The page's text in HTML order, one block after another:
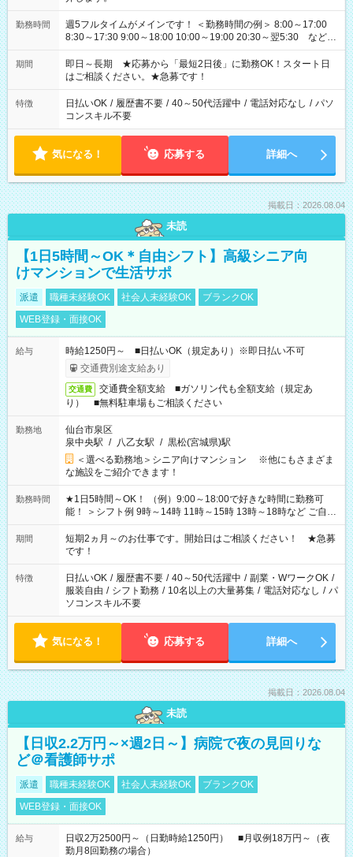
勤務時間
週5フルタイムがメインです！ ＜勤務時間の例＞ 8:00～17:00
8:30～17:30 9:00～18:00 10:00～19:00 20:30～翌5:30 など ★
その他にも勤務時間多数！ 日勤のみ、残業なし、交替制など
ご希望を教えてください！
期間
即日～長期 ★応募から「最短2日後」に勤務OK！スタート日
はご相談ください。★急募です！
特徴 日払いOK / 履歴書不要 / 40～50代活躍中 / 電話対応なし / パソ
コンスキル不要
気になる！ 応募する 詳細へ
掲載日：2026.08.04
未読
【1日5時間～OK＊自由シフト】高級シニア向
けマンションで生活サポ
派遣 職種未経験OK 社会人未経験OK
ブランクOK
WEB登録・面接OK
給与
時給1250円～ ■日払いOK（規定あり）※即日払い不可
交通費別途支給あり
交通費
交通費全額支給 ■ガソリン代も全額支給（規定あ
り） ■無料駐車場もご相談ください
勤務地
仙台市泉区
泉中央駅 / 八乙女駅 / 黒松(宮城県)駅
＜選べる勤務地＞シニア向けマンション ※他にもさまざま
な施設をご紹介できます！
勤務時間
★1日5時間～OK！ （例）9:00～18:00で好きな時間に勤務可
能！ ＞シフト例 9時～14時 11時～15時 13時～18時など ご自身
のご都合に合わせて勤務時間をご相談ください！ ★家庭の都合
でお休みや時間の調整が必要な場合も遠慮なくご相談くださ
い。
期間
短期2ヵ月～のお仕事です。開始日はご相談ください！ ★急募
です！
特徴 日払いOK / 履歴書不要 / 40～50代活躍中 / 副業・WワークOK /
服装自由 / シフト勤務 / 10名以上の大量募集 / 電話対応なし / パ
ソコンスキル不要
気になる！ 応募する 詳細へ
掲載日：2026.08.04
未読
【日収2.2万円～×週2日～】病院で夜の見回りな
ど＠看護師サポ
派遣 職種未経験OK 社会人未経験OK
ブランクOK
WEB登録・面接OK
給与
日収2万2500円～（日勤時給1250円） ■月収例18万円～（夜
勤月8回勤務の場合）